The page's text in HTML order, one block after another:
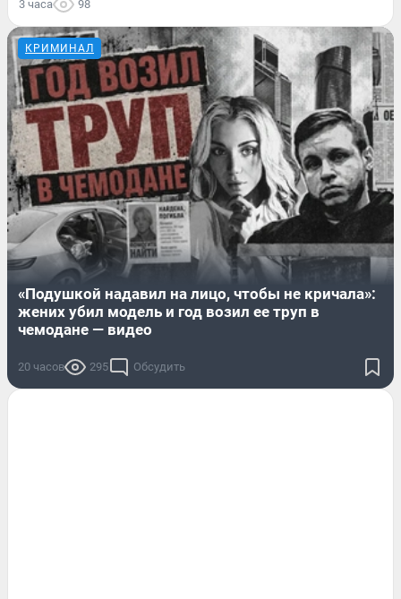
3 часа 98
КРИМИНАЛ
«Подушкой надавил на лицо, чтобы не кричала»:
жених убил модель и год возил ее труп в
чемодане — видео
20 часов 295 Обсудить